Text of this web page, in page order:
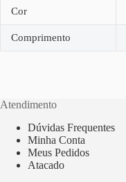
Cor
Comprimento
Atendimento
Dúvidas Frequentes
Minha Conta
Meus Pedidos
Atacado